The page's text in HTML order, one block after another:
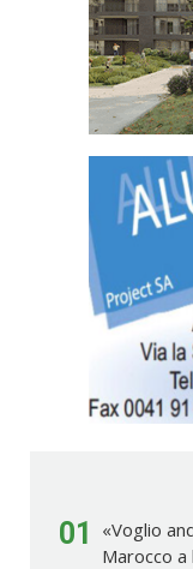
01
«Voglio
Marocco